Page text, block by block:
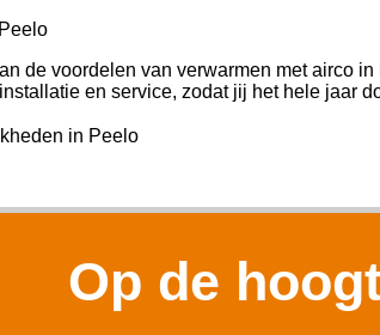
de voordelen van verwarmen met airco
en service, zodat jij het hele jaar
in Peelo
Op de